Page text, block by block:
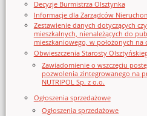
Decyzje Burmistrza Olsztynka
Informacje dla Zarządców
Zestawienie danych dotyczących
mieszkalnych, nienależących do
mieszkaniowego, w położonych na
Obwieszczenia Starosty
Zawiadomienie o wszczęciu
pozwolenia zintegrowanego na
NUTRIPOL Sp. z o.o.
Ogłoszenia sprzedażowe
Ogłoszenia sprzedażowe